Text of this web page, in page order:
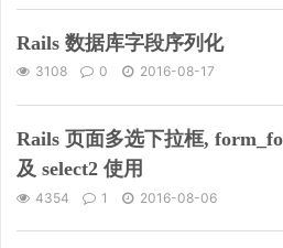
Rails 数据库字段序列化
3108 0 2016-08-17
Rails 页面多选下拉框,
及 select2 使用
4354 1 2016-08-06